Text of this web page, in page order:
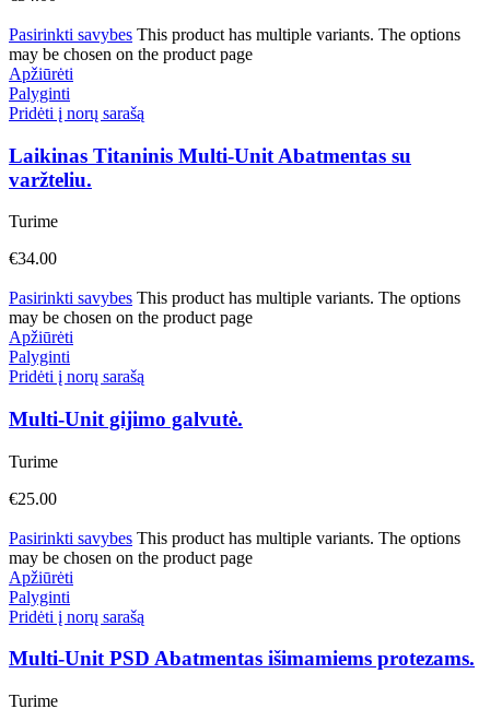
Pasirinkti savybes This product has multiple variants. The options
may be chosen on the product page
Apžiūrėti
Palyginti
Pridėti į norų sarašą
Laikinas Titaninis Multi-Unit Abatmentas su
varžteliu.
Turime
€34.00
Pasirinkti savybes This product has multiple variants. The options
may be chosen on the product page
Apžiūrėti
Palyginti
Pridėti į norų sarašą
Multi-Unit gijimo galvutė.
Turime
€25.00
Pasirinkti savybes This product has multiple variants. The options
may be chosen on the product page
Apžiūrėti
Palyginti
Pridėti į norų sarašą
Multi-Unit PSD Abatmentas išimamiems protezams.
Turime